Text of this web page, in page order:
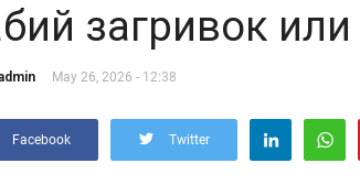
загривок
May 26, 2026 - 12:38
Facebook Twitter